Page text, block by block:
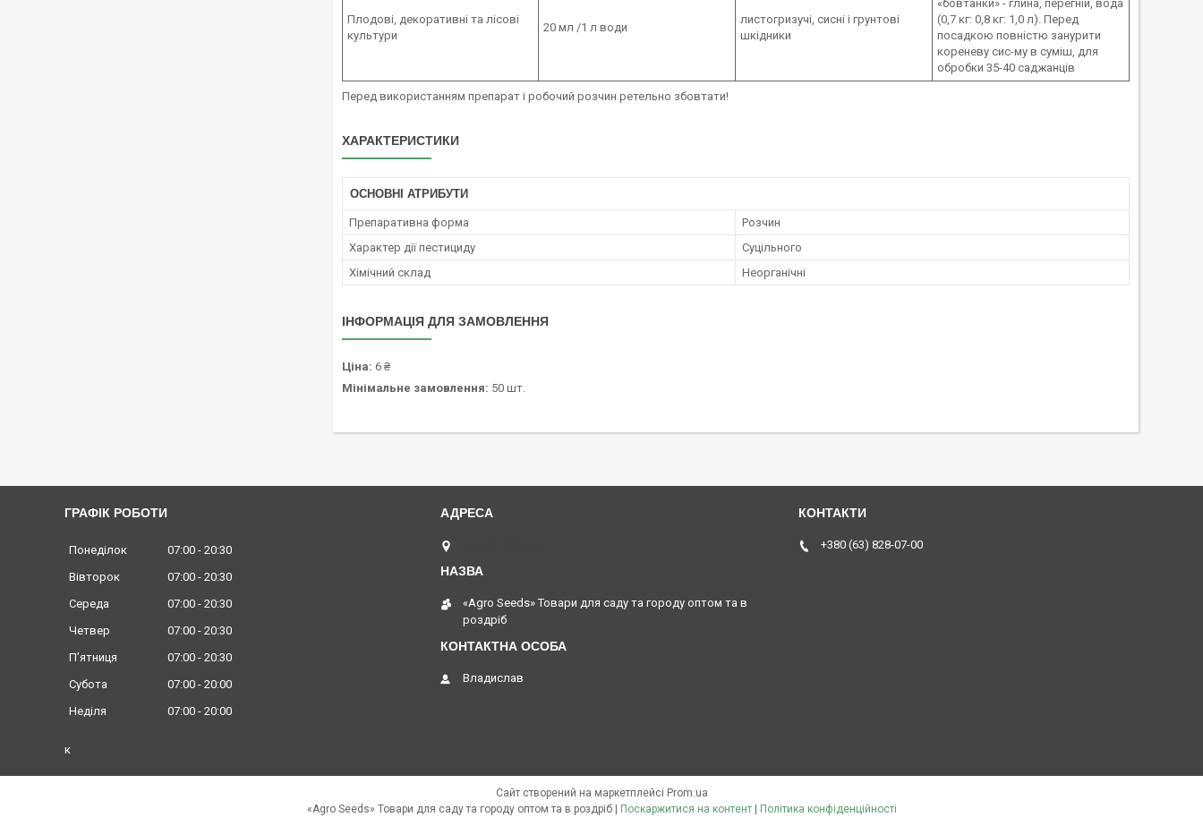
Плодові, декоративні та лісові
культури
20 мл /1 л води
листогризучі, сисні і грунтові
шкідники
«бовтанки» - глина, перегній, вода
(0,7 кг: 0,8 кг: 1,0 л). Перед
посадкою повністю занурити
кореневу сис-му в суміш, для
обробки 35-40 саджанців
Перед використанням препарат і робочий розчин ретельно збовтати!
ХАРАКТЕРИСТИКИ
ОСНОВНІ АТРИБУТИ
Препаративна форма
Розчин
Характер дії пестициду
Суцільного
Хімічний склад
Неорганічні
ІНФОРМАЦІЯ ДЛЯ ЗАМОВЛЕННЯ
Ціна: 6 ₴
Мінімальне замовлення: 50 шт.
ГРАФІК РОБОТИ
Понеділок 07:00
20:30
Вівторок
07:00
20:30
Середа
07:00
20:30
Четвер
07:00
20:30
Пʼятниця
07:00
20:30
Субота
07:00
20:00
Неділя
07:00 20:00
«Agro Seeds» Товари для саду та городу оптом та в
роздріб
Владислав
+380 (63) 828-07-00
к
Сайт створений на маркетплейсі Prom.ua
Поскаржитися на контент Політика конфіденційності